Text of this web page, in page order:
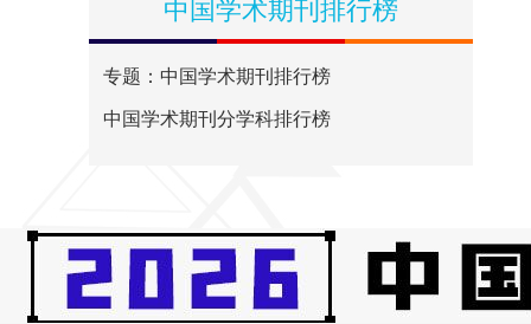
中国学术期刊排行榜
专题：中国学术期刊排行榜
中国学术期刊分学科排行榜